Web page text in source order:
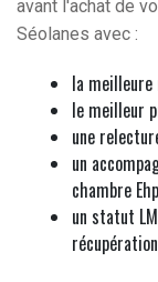
avant l'achat de
Séolanes avec :
la
le meilleur
une
un
chambre
un statut